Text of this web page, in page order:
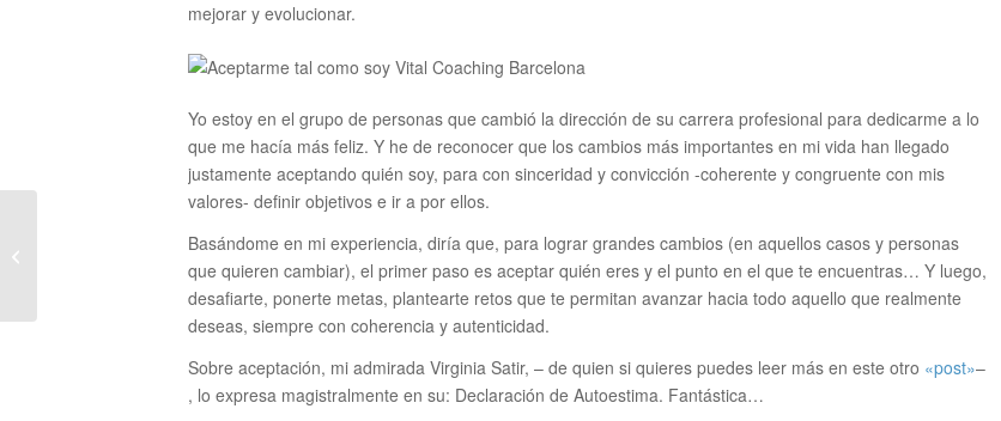
mejorar y evolucionar.
Yo estoy en el grupo de personas que cambió la dirección de su carrera profesional para dedicarme a lo
que me hacía más feliz. Y he de reconocer que los cambios más importantes en mi vida han llegado
justamente aceptando quién soy, para con sinceridad y convicción -coherente y congruente con mis
valores- definir objetivos e ir a por ellos.
Basándome en mi experiencia, diría que, para lograr grandes cambios (en aquellos casos y personas
que quieren cambiar), el primer paso es aceptar quién eres y el punto en el que te encuentras… Y luego,
desafiarte, ponerte metas, plantearte retos que te permitan avanzar hacia todo aquello que realmente
deseas, siempre con coherencia y autenticidad.
Sobre aceptación, mi admirada Virginia Satir, – de quien si quieres puedes leer más en este otro «post»–
, lo expresa magistralmente en su: Declaración de Autoestima. Fantástica…